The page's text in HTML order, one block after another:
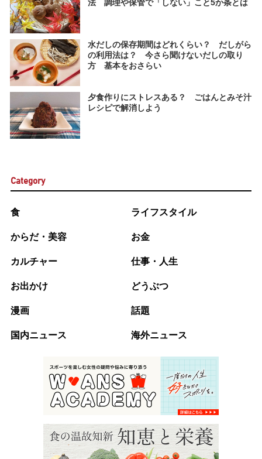
法 調理や保管で「しない」こと5か条とは
水だしの保存期間はどれくらい？ だしがら
の利用法は？ 今さら聞けないだしの取り
方 基本をおさらい
夕食作りにストレスある？ ごはんとみそ汁
レシピで解消しよう
Category
食 ライフスタイル
からだ・美容 お金
カルチャー 仕事・人生
お出かけ どうぶつ
漫画 話題
国内ニュース 海外ニュース